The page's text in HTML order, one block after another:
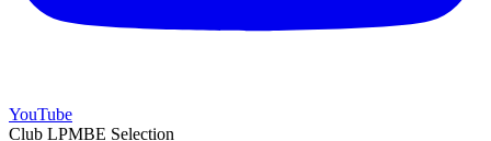
YouTube
Club LPMBE Selection